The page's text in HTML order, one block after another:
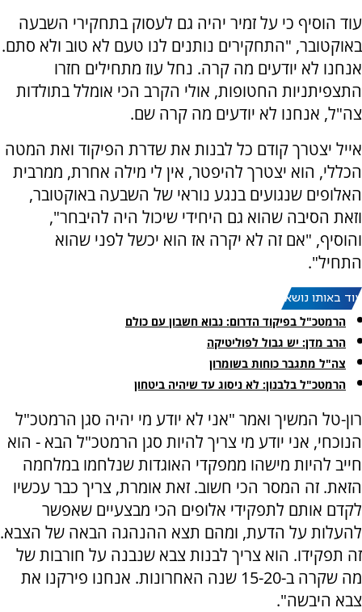
עוד הוסיף כי על זמיר יהיה גם לעסוק בתחקירי השבעה
באוקטובר, "התחקירים נותנים לנו טעם לא טוב ולא סתם.
אנחנו לא יודעים מה קרה. נחל עוז מתחילים חזרו
התצפיתניות החטופות, אולי הקרב הכי אומלל בתולדות
צה"ל, אנחנו לא יודעים מה קרה שם.
אייל יצטרך קודם כל לבנות את שדרת הפיקוד ואת המטה
הכללי, הוא יצטרך להיפטר, אין לי מילה אחרת, ממרבית
האלופים שנגועים בנגע נוראי של השבעה באוקטובר,
וזאת הסיבה שהוא גם היחידי שיכול היה להיבחר",
והוסיף, "אם זה לא יקרה אז הוא יכשל לפני שהוא
התחיל".
עוד באותו נושא:
הרמטכ"ל בפיקוד הדרום: נבוא חשבון עם כולם
הרב מדן: יש גבול לפוליטיקה
צה"ל מתגבר כוחות בשומרון
הרמטכ"ל בלבנון: לא ניסוג עד שיהיה ביטחון
רון-טל המשיך ואמר "אני לא יודע מי יהיה סגן הרמטכ"ל
הנוכחי, אני יודע מי צריך להיות סגן הרמטכ"ל הבא - הוא
חייב להיות מישהו ממפקדי האוגדות שנלחמו במלחמה
הזאת. זה המסר הכי חשוב. זאת אומרת, צריך כבר עכשיו
לקדם אותם לתפקידי אלופים הכי מבצעיים שאפשר
להעלות על הדעת, ומהם תצא ההנהגה הבאה של הצבא.
זה תפקידו. הוא צריך לבנות צבא שנבנה על חורבות של
מה שקרה ב-15-20 שנה האחרונות. אנחנו פירקנו את
צבא היבשה".